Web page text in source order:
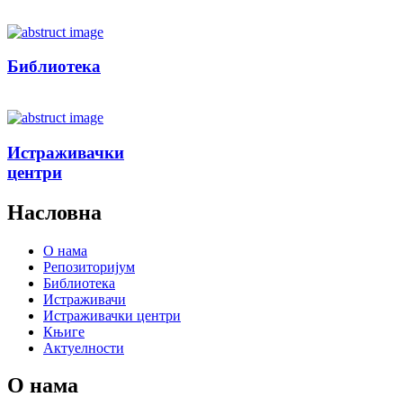
Библиотека
Истраживачки
центри
Насловна
О нама
Репозиторијум
Библиотека
Истраживачи
Истраживачки центри
Књиге
Актуелности
О нама